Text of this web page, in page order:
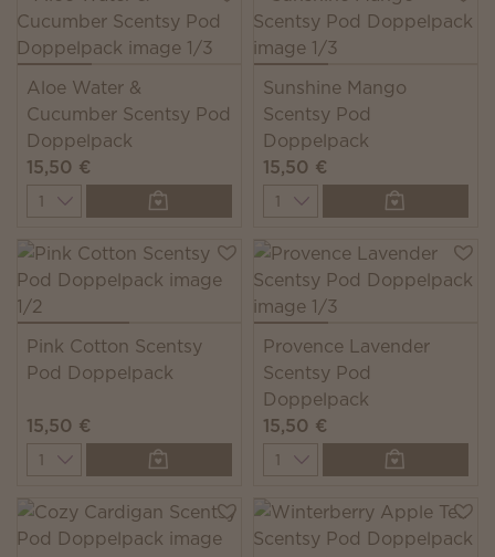
Aloe Water &
Cucumber Scentsy Pod
Doppelpack
15,50 €
Quantity
Sunshine Mango
Scentsy Pod
Doppelpack
15,50 €
Quantity
Pink Cotton Scentsy
Pod Doppelpack
15,50 €
Quantity
Provence Lavender
Scentsy Pod
Doppelpack
15,50 €
Quantity